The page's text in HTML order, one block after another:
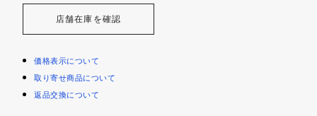
店舗在庫を確認
価格表示について
取り寄せ商品について
返品交換について